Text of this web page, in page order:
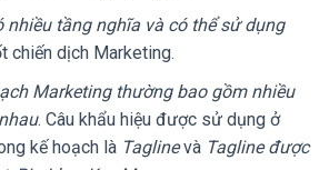
nhiều tầng nghĩa và có thể sử dụng
chiến dịch Marketing.
Marketing thường bao gồm nhiều
. Câu khẩu hiệu được sử dụng ở
kế hoạch là Taglinevà Tagline được